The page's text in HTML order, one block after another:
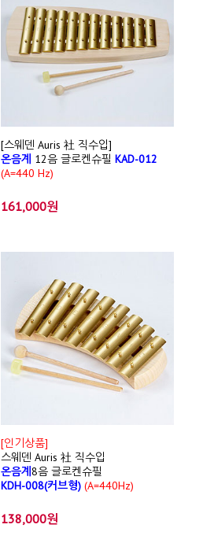
[스웨덴 Auris 社 직수입]
온음계 12음 글로켄슈필 KAD-012
(A=440 Hz)
161,000원
[인기상품]
스웨덴 Auris 社 직수입
온음계 8음 글로켄슈필
KDH-008(커브형) (A=440Hz)
138,000원